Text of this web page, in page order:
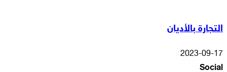
التجارة بالأديان
2023-09-17
Social